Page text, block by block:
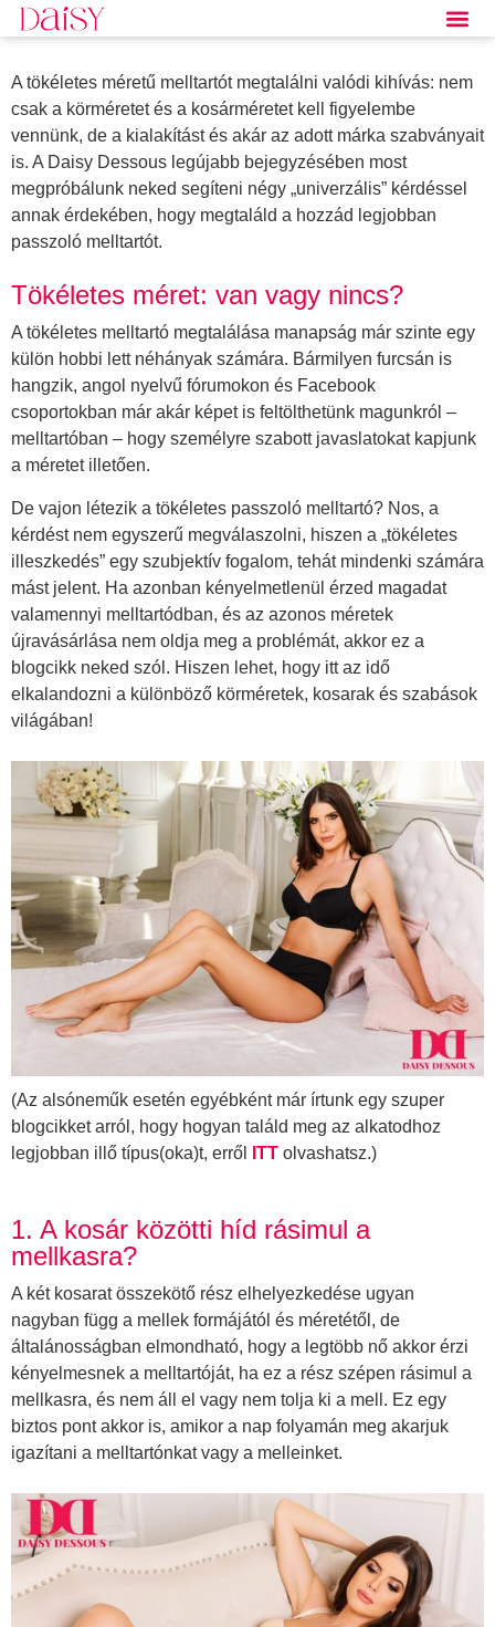
A tökéletes méretű melltartót megtalálni valódi kihívás: nem
csak a körméretet és a kosárméretet kell figyelembe
vennünk, de a kialakítást és akár az adott márka szabványait
is. A Daisy Dessous legújabb bejegyzésében most
megpróbálunk neked segíteni négy „univerzális” kérdéssel
annak érdekében, hogy megtaláld a hozzád legjobban
passzoló melltartót.
Tökéletes méret: van vagy nincs?
A tökéletes melltartó megtalálása manapság már szinte egy
külön hobbi lett néhányak számára. Bármilyen furcsán is
hangzik, angol nyelvű fórumokon és Facebook
csoportokban már akár képet is feltölthetünk magunkról –
melltartóban – hogy személyre szabott javaslatokat kapjunk
a méretet illetően.
De vajon létezik a tökéletes passzoló melltartó? Nos, a
kérdést nem egyszerű megválaszolni, hiszen a „tökéletes
illeszkedés” egy szubjektív fogalom, tehát mindenki számára
mást jelent. Ha azonban kényelmetlenül érzed magadat
valamennyi melltartódban, és az azonos méretek
újravásárlása nem oldja meg a problémát, akkor ez a
blogcikk neked szól. Hiszen lehet, hogy itt az idő
elkalandozni a különböző körméretek, kosarak és szabások
világában!
(Az alsóneműk esetén egyébként már írtunk egy szuper
blogcikket arról, hogy hogyan találd meg az alkatodhoz
legjobban illő típus(oka)t, erről
ITT olvashatsz.)
1. A kosár közötti híd rásimul a
mellkasra?
A két kosarat összekötő rész elhelyezkedése ugyan
nagyban függ a mellek formájától és méretétől, de
általánosságban elmondható, hogy a legtöbb nő akkor érzi
kényelmesnek a melltartóját, ha ez a rész szépen rásimul a
mellkasra, és nem áll el vagy nem tolja ki a mell. Ez egy
biztos pont akkor is, amikor a nap folyamán meg akarjuk
igazítani a melltartónkat vagy a melleinket.